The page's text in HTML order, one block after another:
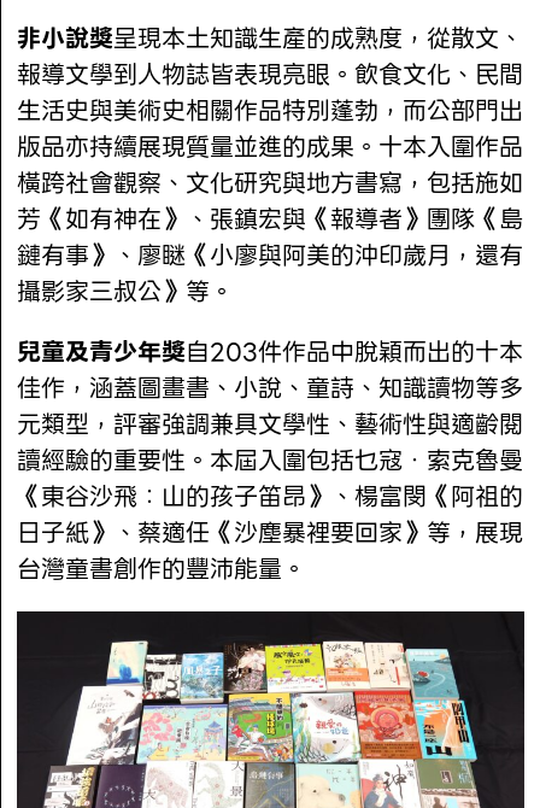
非小說獎呈現本土知識生產的成熟度，從散文、
報導文學到人物誌皆表現亮眼。飲食文化、民間
生活史與美術史相關作品特別蓬勃，而公部門出
版品亦持續展現質量並進的成果。十本入圍作品
橫跨社會觀察、文化研究與地方書寫，包括施如
芳《如有神在》、張鎮宏與《報導者》團隊《島
鏈有事》、廖瞇《小廖與阿美的沖印歲月，還有
攝影家三叔公》等。
兒童及青少年獎自203件作品中脫穎而出的十本
佳作，涵蓋圖畫書、小說、童詩、知識讀物等多
元類型，評審強調兼具文學性、藝術性與適齡閱
讀經驗的重要性。本屆入圍包括乜寇．索克魯曼
《東谷沙飛：山的孩子笛昂》、楊富閔《阿祖的
日子紙》、蔡適任《沙塵暴裡要回家》等，展現
台灣童書創作的豐沛能量。